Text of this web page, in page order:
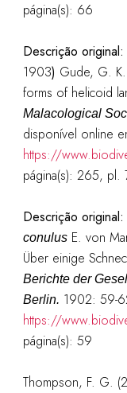
página(s): 66
Descrição
1903) Gude, G.
forms of helicoid
Malacological
disponível online
https://
página(s): 265, pl.
Descrição
conulusE. von
Über einige
Berichte der
Berlin. 1902: 59-
https://
página(s): 59
Thompson, F. G.